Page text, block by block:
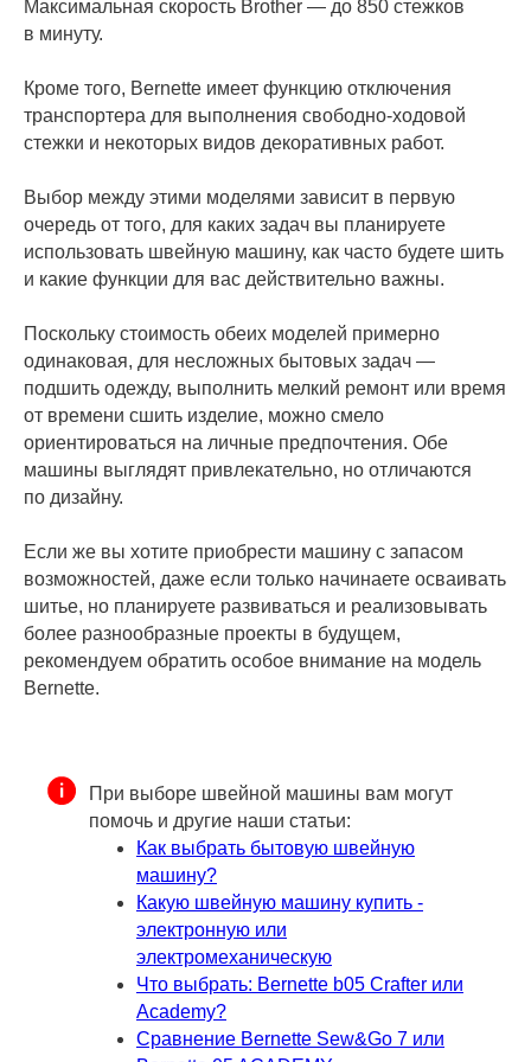
Максимальная скорость Brother — до 850 стежков
в минуту.
Кроме того, Bernette имеет функцию отключения
транспортера для выполнения свободно-ходовой
стежки и некоторых видов декоративных работ.
Выбор между этими моделями зависит в первую
очередь от того, для каких задач вы планируете
использовать швейную машину, как часто будете шить
и какие функции для вас действительно важны.
Поскольку стоимость обеих моделей примерно
одинаковая, для несложных бытовых задач —
подшить одежду, выполнить мелкий ремонт или время
от времени сшить изделие, можно смело
ориентироваться на личные предпочтения. Обе
машины выглядят привлекательно, но отличаются
по дизайну.
Если же вы хотите приобрести машину с запасом
возможностей, даже если только начинаете осваивать
шитье, но планируете развиваться и реализовывать
более разнообразные проекты в будущем,
рекомендуем обратить особое внимание на модель
Bernette.
При выборе швейной машины вам могут
помочь и другие наши статьи:
Как выбрать бытовую швейную
машину?
Какую швейную машину купить -
электронную или
электромеханическую
Что выбрать: Bernette b05 Crafter или
Academy?
Сравнение Bernette Sew&Go 7 или